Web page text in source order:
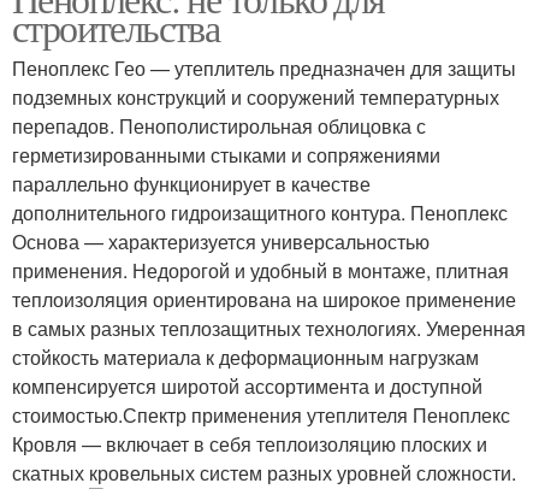
строительства
Пеноплекс Гео — утеплитель предназначен для защиты
подземных конструкций и сооружений температурных
перепадов. Пенополистирольная облицовка с
герметизированными стыками и сопряжениями
параллельно функционирует в качестве
дополнительного гидроизащитного контура. Пеноплекс
Основа — характеризуется универсальностью
применения. Недорогой и удобный в монтаже, плитная
теплоизоляция ориентирована на широкое применение
в самых разных теплозащитных технологиях. Умеренная
стойкость материала к деформационным нагрузкам
компенсируется широтой ассортимента и доступной
стоимостью.Спектр применения утеплителя Пеноплекс
Кровля — включает в себя теплоизоляцию плоских и
скатных кровельных систем разных уровней сложности.